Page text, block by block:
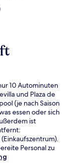
10 Autominuten
und Plaza de
(je nach Saison
essen oder sich
ist
Personal zu